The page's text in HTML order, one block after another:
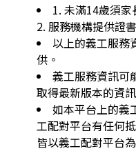
1. 未滿14歲須家
2. 服務機構提供證
以上的義工服務
供。
義工服務資訊可
取得最新版本的資
如本平台上的義
工配對平台有任何
皆以義工配對平台